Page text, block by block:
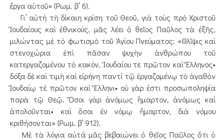
ἔργα αὐτοῦ» (Ρωμ. β’ 6).
Γι’ αὐτή τὴ δίκαιη κρίση τοῦ Θεοῦ, γιὰ τοὺς πρὸ Χριστοῦ
Ἰουδαίους καὶ ἐθνικούς, μᾶς λέει ὁ θεῖος Παῦλος τὰ ἑξῆς,
μιλώντας μὲ τὸ φωτισμὸ τοῦ Ἁγίου Πνεύματος: «Θλῖψις καὶ
στενοχώρια ἐπὶ πᾶσαν ψυχὴν ἀνθρώπου τοῦ
κατεργαζομένου τὸ κακόν, Ἰουδαίου τε πρῶτον καὶ Ἕλληνος•
δόξα δὲ καὶ τιμὴ καὶ εἰρήνη παντί τῷ ἐργαζομένῳ τὸ ἀγαθὸν
Ἰουδαίῳ τὲ πρῶτον καὶ Ἕλληνι• οὐ γὰρ ἐστι προσωποληψία
παρὰ τῷ Θεῷ. Ὅσοι γὰρ ἀνόμως ἥμαρτον, ἀνόμως καὶ
ἀπολοῦνται• καὶ ὅσοι ἐν νόμῳ ἥμαρτον, διὰ νόμου
κριθήσονται» (Ρωμ. β’ 912).
Μὲ τὰ λόγια αὐτά μᾶς βεβαιώνει ὁ θεῖος Παῦλος ὅτι ὁ